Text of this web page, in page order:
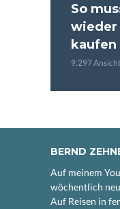
So
wieder
kaufen
9.297
BERND
Auf meinem
wöchentlich
Auf Reisen in